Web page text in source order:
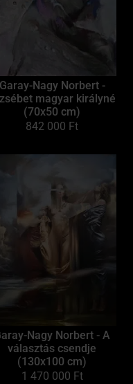
Garay-Nagy Norbert -
magyar királyné
(70x50 cm)
842 000 Ft
Nagy Norbert - A
választás csendje
(130x100 cm)
1 470 000 Ft